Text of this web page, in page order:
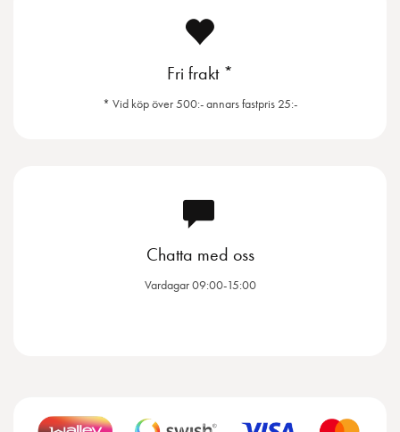
Fri frakt *
* Vid köp över 500:- annars fastpris 25:-
Chatta med oss
Vardagar 09:00-15:00